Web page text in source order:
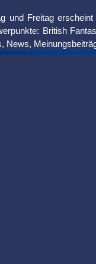
und Freitag
British
News,